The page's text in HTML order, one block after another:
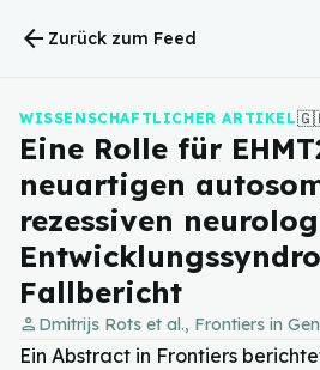
arrow_back Zurück zum Feed
WISSENSCHAFTLICHER ARTIKEL
Eine Rolle für
neuartigen
rezessiven
Fallbericht
person Dmitrijs Rots et al., Frontiers in
Ein Abstract in Frontiers